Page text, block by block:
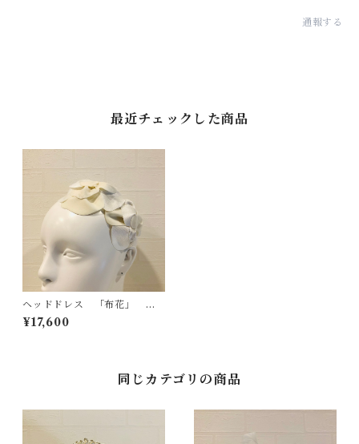
通報する
最近チェックした商品
ヘッドドレス 「布花」 カ
チューシャ
¥17,600
同じカテゴリの商品